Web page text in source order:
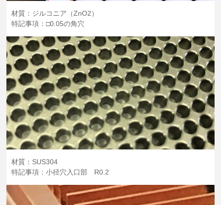
材質：ジルコニア（ZnO2）
特記事項：□0.05の角穴
材質：SUS304
特記事項：小径穴入口部 R0.2